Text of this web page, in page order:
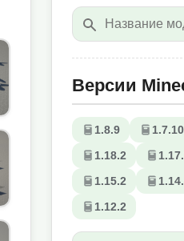
Версии
1.8.9 1.7.10
1.18.2
1.15.2
1.12.2